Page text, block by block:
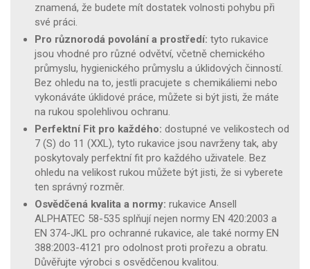
znamená, že budete mít dostatek volnosti pohybu při
své práci.
Pro různorodá povolání a prostředí: tyto rukavice
jsou vhodné pro různé odvětví, včetně chemického
průmyslu, hygienického průmyslu a úklidových činností.
Bez ohledu na to, jestli pracujete s chemikáliemi nebo
vykonáváte úklidové práce, můžete si být jisti, že máte
na rukou spolehlivou ochranu.
Perfektní Fit pro každého: dostupné ve velikostech od
7 (S) do 11 (XXL), tyto rukavice jsou navrženy tak, aby
poskytovaly perfektní fit pro každého uživatele. Bez
ohledu na velikost rukou můžete být jisti, že si vyberete
ten správný rozměr.
Osvědčená kvalita a normy: rukavice Ansell
ALPHATEC 58-535 splňují nejen normy EN 420:2003 a
EN 374-JKL pro ochranné rukavice, ale také normy EN
388:2003-4121 pro odolnost proti prořezu a obratu.
Důvěřujte výrobci s osvědčenou kvalitou.